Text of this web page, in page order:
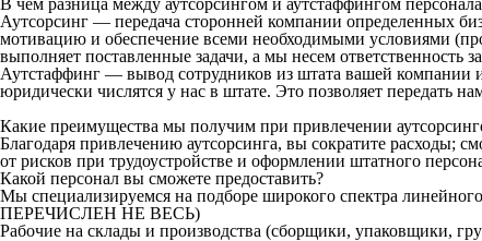
Аутсорсинг — передача сторонней компании определенных
мотивацию и обеспечение всеми необходимыми условиями
выполняет поставленные задачи, а мы несем ответственность
Аутстаффинг — вывод сотрудников из штата вашей компании
юридически числятся у нас в штате. Это позволяет передать
Какие преимущества мы получим при привлечении
Благодаря привлечению аутсорсинга, вы сократите расходы;
от рисков при трудоустройстве и оформлении штатного
Какой персонал вы сможете предоставить?
Мы специализируемся на подборе широкого спектра
ПЕРЕЧИСЛЕН НЕ ВЕСЬ)
Рабочие на склады и производства (сборщики, упаковщики,